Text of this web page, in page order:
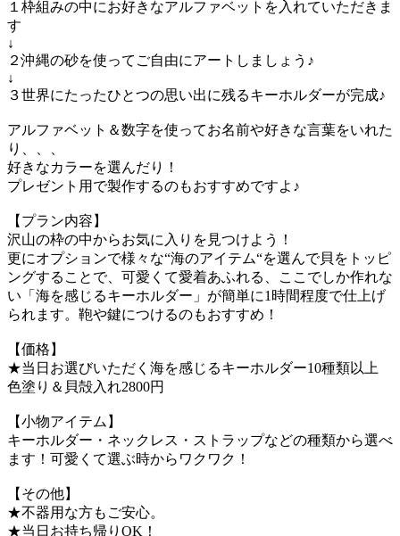
１枠組みの中にお好きなアルファベットを入れていただきま
す
↓
２沖縄の砂を使ってご自由にアートしましょう♪
↓
３世界にたったひとつの思い出に残るキーホルダーが完成♪
アルファベット＆数字を使ってお名前や好きな言葉をいれた
り、、、
好きなカラーを選んだり！
プレゼント用で製作するのもおすすめですよ♪
【プラン内容】
沢山の枠の中からお気に入りを見つけよう！
更にオプションで様々な“海のアイテム“を選んで貝をトッピ
ングすることで、可愛くて愛着あふれる、ここでしか作れな
い「海を感じるキーホルダー」が簡単に1時間程度で仕上げ
られます。鞄や鍵につけるのもおすすめ！
【価格】
★当日お選びいただく海を感じるキーホルダー10種類以上
色塗り＆貝殻入れ2800円
【小物アイテム】
キーホルダー・ネックレス・ストラップなどの種類から選べ
ます！可愛くて選ぶ時からワクワク！
【その他】
★不器用な方もご安心。
★当日お持ち帰りOK！